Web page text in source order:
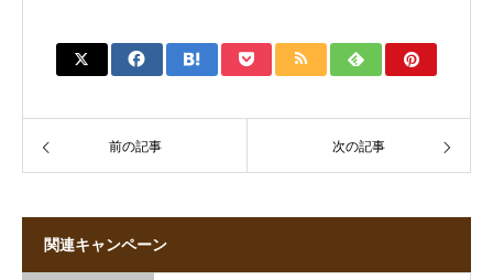
前の記事 次の記事
関連キャンペーン